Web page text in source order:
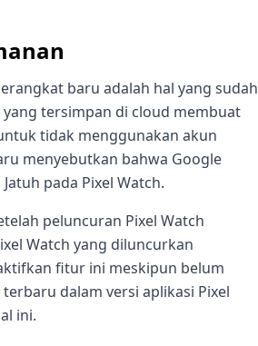
baru adalah hal yang sudah
tersimpan di cloud membuat
tidak menggunakan akun
menyebutkan bahwa Google
pada Pixel Watch.
peluncuran Pixel Watch
Watch yang diluncurkan
fitur ini meskipun belum
dalam versi aplikasi Pixel
ini.